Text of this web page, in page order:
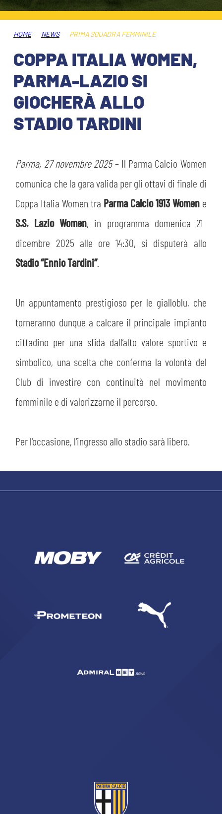
ABBONAMENTI
INFO BIGLIETTI
MUSEUM CLUB EXPERIENCE
TARDINI CARD
INFORMAZIONI ACCREDITI
TICKET GIFT CARD
SHOP
HOSPITALITY
HOSPITALITY
MUSEUM CLUB EXPERIENCE
ESPORTS
IL CLUB
STORIA
MUTTI TRAINING CENTER
MUSEO
LAVORA CON NOI
STADIO TARDINI
PLAY GREEN
CSR
LEGENDS
PARTNER
HOME NEWS PRIMA SQUADRA FEMMINILE
COPPA ITALIA WOMEN,
PARMA-LAZIO SI
GIOCHERÀ ALLO
STADIO TARDINI
Parma, 27 novembre 2025 – Il Parma Calcio Women
comunica che la gara valida per gli ottavi di finale di
Coppa Italia Women tra Parma Calcio 1913 Womene
S.S. Lazio Women, in programma domenica 21
dicembre 2025 alle ore 14:30, si disputerà allo
Stadio “Ennio Tardini”.
Un appuntamento prestigioso per le gialloblu, che
torneranno dunque a calcare il principale impianto
cittadino per una sfida dall’alto valore sportivo e
simbolico, una scelta che conferma la volontà del
Club di investire con continuità nel movimento
femminile e di valorizzarne il percorso.
Per l'occasione, l'ingresso allo stadio sarà libero.